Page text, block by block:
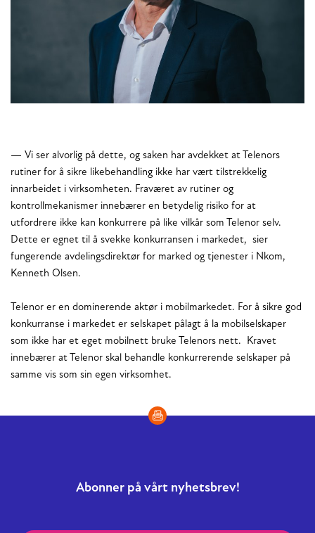
— Vi ser alvorlig på dette, og saken har avdekket at Telenors
rutiner for å sikre likebehandling ikke har vært tilstrekkelig
innarbeidet i virksomheten. Fraværet av rutiner og
kontrollmekanismer innebærer en betydelig risiko for at
utfordrere ikke kan konkurrere på like vilkår som Telenor selv.
Dette er egnet til å svekke konkurransen i markedet, sier
fungerende avdelingsdirektør for marked og tjenester i Nkom,
Kenneth Olsen.
Telenor er en dominerende aktør i mobilmarkedet. For å sikre god
konkurranse i markedet er selskapet pålagt å la mobilselskaper
som ikke har et eget mobilnett bruke Telenors nett. Kravet
innebærer at Telenor skal behandle konkurrerende selskaper på
samme vis som sin egen virksomhet.
Abonner på vårt nyhetsbrev!